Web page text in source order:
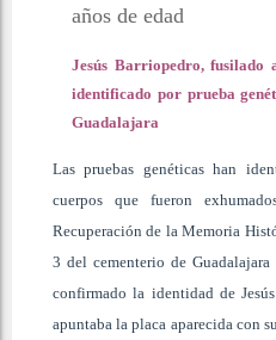
años de edad
Jesús Barriopedro, fusilado
identificado por prueba
Guadalajara
Las pruebas genéticas han
cuerpos que fueron
Recuperación de la Memoria
3 del cementerio de
confirmado la identidad de
apuntaba la placa aparecida con